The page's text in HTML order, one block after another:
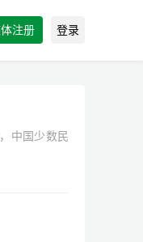
注册 登录
中国少数民